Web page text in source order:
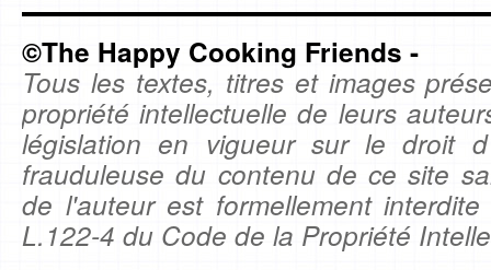
©The Happy Cooking Friends -
Tous les textes, titres et images
propriété intellectuelle de leurs
législation en vigueur sur le droit
frauduleuse du contenu de ce site
de l'auteur est formellement
L.122-4 du Code de la Propriété